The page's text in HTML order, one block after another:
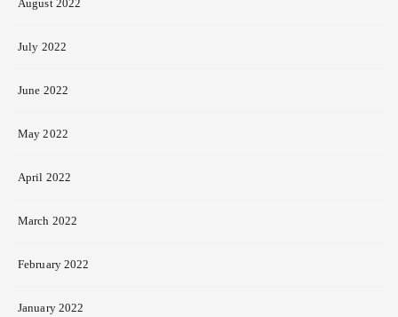
August 2022
July 2022
June 2022
May 2022
April 2022
March 2022
February 2022
January 2022